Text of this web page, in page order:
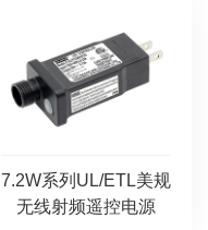
7.2W系列UL/ETL美规
无线射频遥控电源